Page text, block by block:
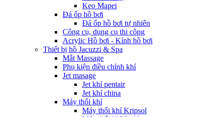
Keo Mapei
Đá ốp hồ bơi
Đá ốp hồ bơi tự nhiên
Công cụ, dụng cụ thi công
Acrylic Hồ bơi - Kính hồ bơi
Thiết bị hồ Jacuzzi & Spa
Mắt Massage
Phụ kiện điều chỉnh khí
Jet masage
Jet khí pentair
Jet khí china
Máy thổi khí
Máy thổi khí Kripsol